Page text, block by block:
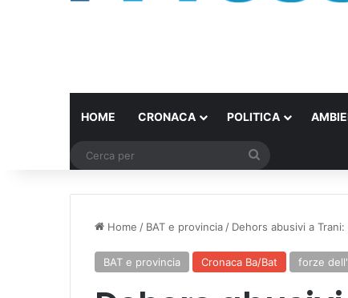
HOME CRONACA POLITICA
Home / BAT e provincia / Dehors abusivi a
BAT e provincia Cronaca Ba/Bat forze